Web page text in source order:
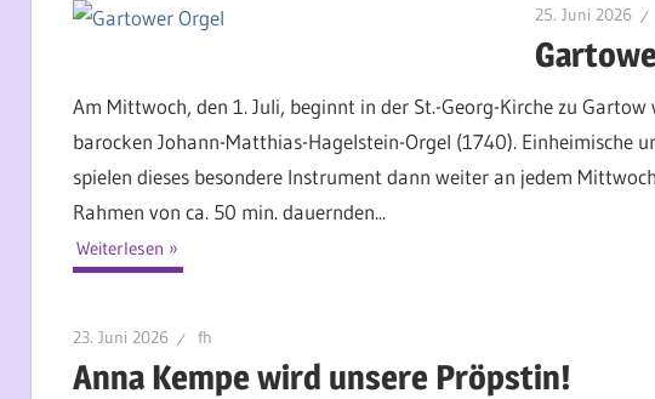
25. Juni 2026
Am Mittwoch, den 1. Juli, beginnt in der St.-Georg-Kirche zu
barocken Johann-Matthias-Hagelstein-Orgel (1740). Einheimische
spielen dieses besondere Instrument dann weiter an jedem
Rahmen von ca. 50 min. dauernden...
Weiterlesen
23. Juni 2026 fh
Anna Kempe wird unsere Pröpstin!